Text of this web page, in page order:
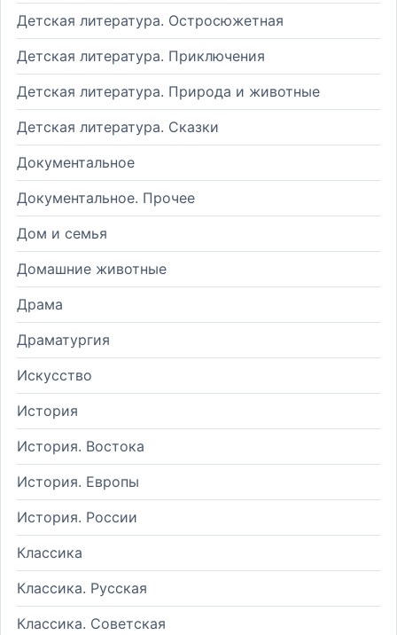
Детская литература. Остросюжетная
Детская литература. Приключения
Детская литература. Природа и животные
Детская литература. Сказки
Документальное
Документальное. Прочее
Дом и семья
Домашние животные
Драма
Драматургия
Искусство
История
История. Востока
История. Европы
История. России
Классика
Классика. Русская
Классика. Советская